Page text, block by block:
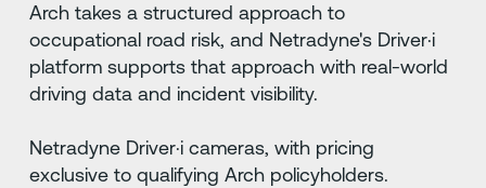
Arch takes a structured approach to
occupational road risk, and Netradyne's Driver·i
platform supports that approach with real-world
driving data and incident visibility.
Netradyne Driver·i cameras, with pricing
exclusive to qualifying Arch policyholders.